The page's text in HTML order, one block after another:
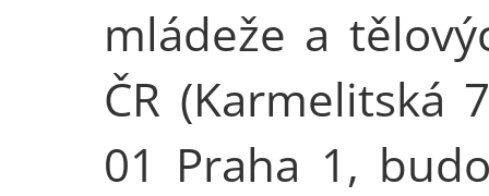
mládeže a
ČR (Karmelitská
01 Praha 1,